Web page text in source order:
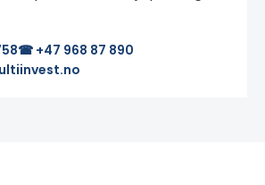
☎ +47 968 87 890